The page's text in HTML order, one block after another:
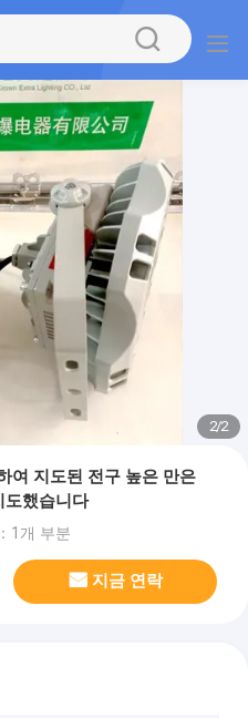
2/2
여 지도된 전구 높은 만은
했습니다
1개 부분
지금 연락